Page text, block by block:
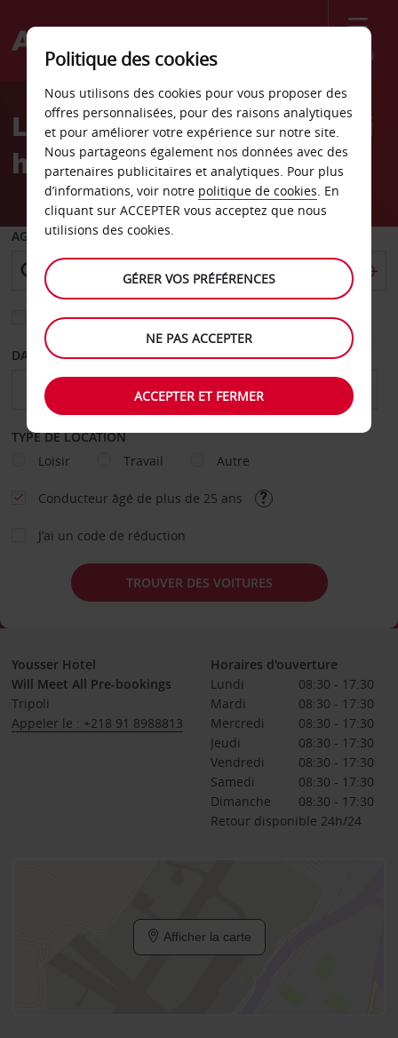
Menu
Welcome
AvisLocation de voiture Tripoli
hôtel Yousser
AGENCE DE DÉPART
Sélectionnez une autre agence de retour
DATE DE DÉPART DATE DE RETOUR
TYPE DE LOCATION
Loisir
Travail Autre
Conducteur âgé de plus de 25 ans
J’ai un code de réduction
TROUVER DES VOITURES
Yousser Hotel
Will Meet All Pre-bookings
Tripoli
Appeler le : +218 91 8988813
Horaires d'ouverture
Lundi
08:30 - 17:30
Mardi
08:30 - 17:30
Mercredi
08:30 - 17:30
Jeudi
08:30 - 17:30
Vendredi
08:30 - 17:30
Samedi
08:30 - 17:30
Dimanche
08:30 - 17:30
Retour disponible 24h/24
Afficher la carte
Politique des cookies
Nous utilisons des cookies pour vous proposer des
offres personnalisées, pour des raisons analytiques
et pour améliorer votre expérience sur notre site.
Nous partageons également nos données avec des
partenaires publicitaires et analytiques. Pour plus
d’informations, voir notre politique de cookies. En
cliquant sur ACCEPTER vous acceptez que nous
utilisions des cookies.
GÉRER VOS PRÉFÉRENCES
NE PAS ACCEPTER
ACCEPTER ET FERMER